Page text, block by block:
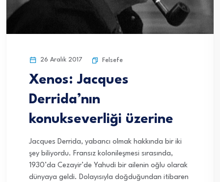
26 Aralık 2017 Felsefe
Xenos: Jacques
Derrida’nın
konukseverliği üzerine
Jacques Derrida, yabancı olmak hakkında bir iki
şey biliyordu. Fransız kolonileşmesi sırasında,
1930’da Cezayir’de Yahudi bir ailenin oğlu olarak
dünyaya geldi. Dolayısıyla doğduğundan itibaren